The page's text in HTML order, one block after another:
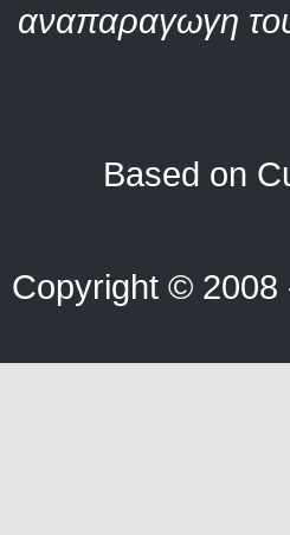
αναπαραγωγη
Based on
Copyright © 2008